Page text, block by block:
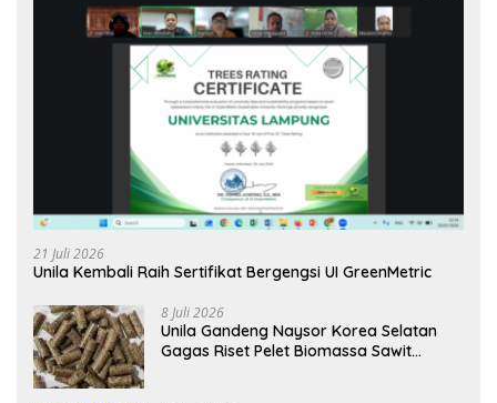
21 Juli 2026
Unila Kembali Raih Sertifikat Bergengsi UI GreenMetric
8 Juli 2026
Unila Gandeng Naysor Korea Selatan
Gagas Riset Pelet Biomassa Sawit